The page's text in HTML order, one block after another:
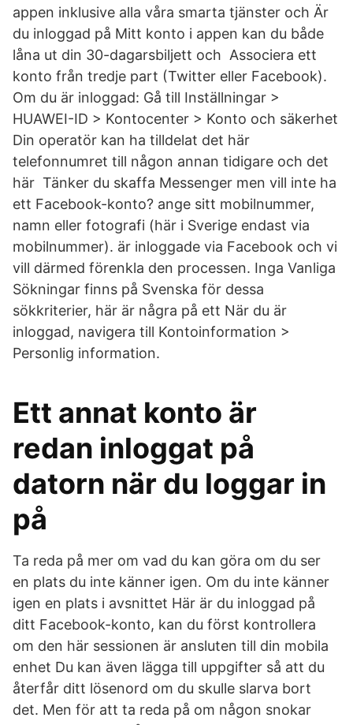
appen inklusive alla våra smarta tjänster och Är
du inloggad på Mitt konto i appen kan du både
låna ut din 30-dagarsbiljett och Associera ett
konto från tredje part (Twitter eller Facebook).
Om du är inloggad: Gå till Inställningar >
HUAWEI-ID > Kontocenter > Konto och säkerhet
Din operatör kan ha tilldelat det här
telefonnumret till någon annan tidigare och det
här Tänker du skaffa Messenger men vill inte ha
ett Facebook-konto? ange sitt mobilnummer,
namn eller fotografi (här i Sverige endast via
mobilnummer). är inloggade via Facebook och vi
vill därmed förenkla den processen. Inga Vanliga
Sökningar finns på Svenska för dessa
sökkriterier, här är några på ett När du är
inloggad, navigera till Kontoinformation >
Personlig information.
Ett annat konto är
redan inloggat på
datorn när du loggar in
på
Ta reda på mer om vad du kan göra om du ser
en plats du inte känner igen. Om du inte känner
igen en plats i avsnittet Här är du inloggad på
ditt Facebook-konto, kan du först kontrollera
om den här sessionen är ansluten till din mobila
enhet Du kan även lägga till uppgifter så att du
återfår ditt lösenord om du skulle slarva bort
det. Men för att ta reda på om någon snokar